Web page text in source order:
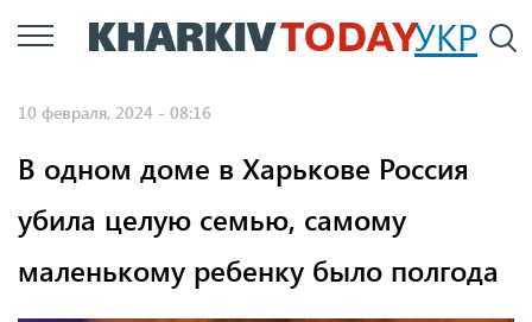
Перейти
к
УКР
10 февраля, 2024 - 08:16
В одном доме в Харькове Россия
убила целую семью, самому
маленькому ребенку было полгода